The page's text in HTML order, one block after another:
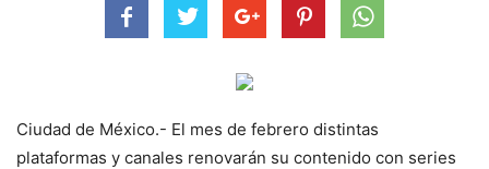
Ciudad de México.- El mes de febrero distintas
plataformas y canales renovarán su contenido con series